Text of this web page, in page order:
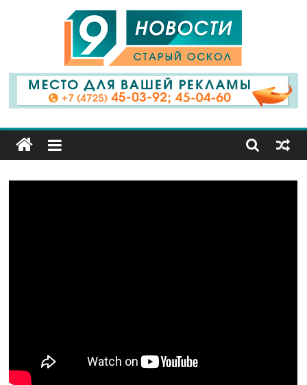
9
Канал
Старый